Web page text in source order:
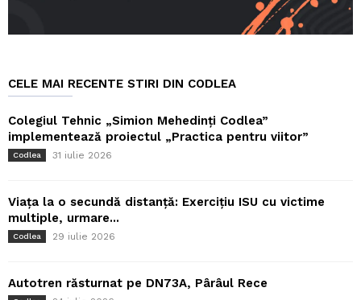
CELE MAI RECENTE STIRI DIN CODLEA
Colegiul Tehnic „Simion Mehedinți Codlea”
implementează proiectul „Practica pentru viitor”
Codlea 31 iulie 2026
Viața la o secundă distanță: Exercițiu ISU cu victime
multiple, urmare...
Codlea 29 iulie 2026
Autotren răsturnat pe DN73A, Pârâul Rece